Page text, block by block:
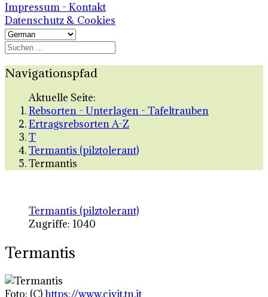
Impressum - Kontakt
Datenschutz & Cookies
Navigationspfad
Aktuelle Seite:
Rebsorten - Unterlagen - Tafeltrauben
Ertragsrebsorten A-Z
T
Termantis (pilztolerant)
Termantis
Termantis (pilztolerant)
Zugriffe: 1040
Termantis
Foto: (C)https://www.civit.tn.it